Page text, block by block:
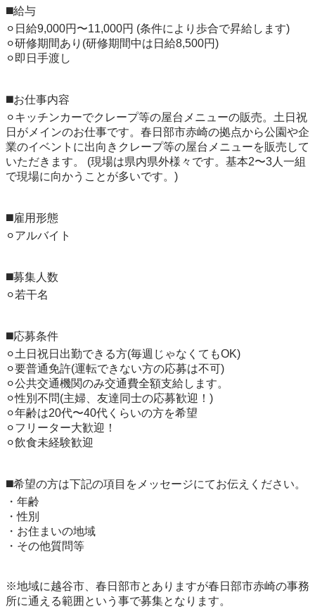
◼️給与
⚪︎日給9,000円〜11,000円 (条件により歩合で昇給します)
⚪︎研修期間あり(研修期間中は日給8,500円)
⚪︎即日手渡し
◼️お仕事内容
⚪︎キッチンカーでクレープ等の屋台メニューの販売。土日祝
日がメインのお仕事です。春日部市赤崎の拠点から公園や企
業のイベントに出向きクレープ等の屋台メニューを販売して
いただきます。 (現場は県内県外様々です。基本2〜3人一組
で現場に向かうことが多いです。)
◼️雇用形態
⚪︎アルバイト
◼️募集人数
⚪︎若干名
◼️応募条件
⚪︎土日祝日出勤できる方(毎週じゃなくてもOK)
⚪︎要普通免許(運転できない方の応募は不可)
⚪︎公共交通機関のみ交通費全額支給します。
⚪︎性別不問(主婦、友達同士の応募歓迎！)
⚪︎年齢は20代〜40代くらいの方を希望
⚪︎フリーター大歓迎！
⚪︎飲食未経験歓迎
◼️希望の方は下記の項目をメッセージにてお伝えください。
・年齢
・性別
・お住まいの地域
・その他質問等
※地域に越谷市、春日部市とありますが春日部市赤崎の事務
所に通える範囲という事で募集となります。